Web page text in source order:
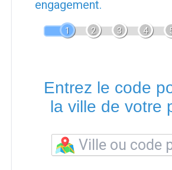
engagement.
1 2 3 4
Entrez le code
la ville de votre